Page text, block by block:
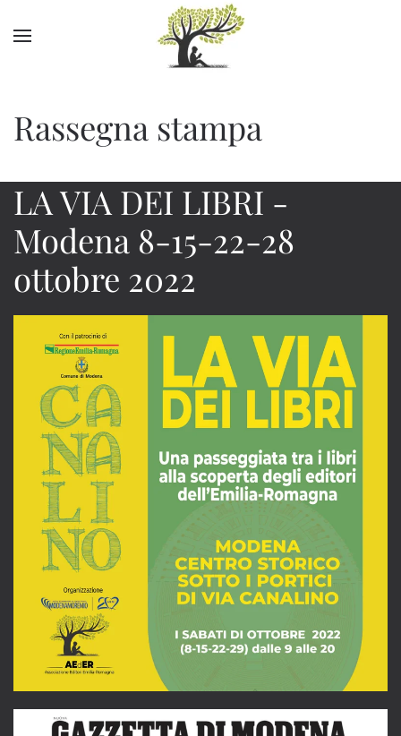
Skip to main content
Rassegna stampa
LA VIA DEI LIBRI -
Modena 8-15-22-28
ottobre 2022
LEGGI L'ARTICOLO